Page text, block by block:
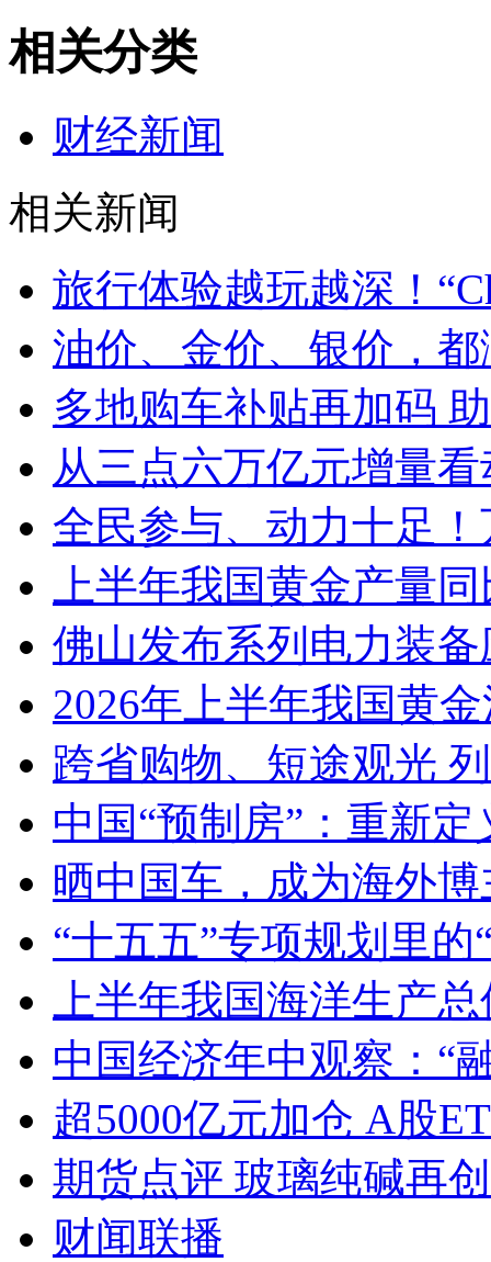
相关分类
财经新闻
相关新闻
旅行体验越玩越深！
油价、金价、银价，都
多地购车补贴再加码
从三点六万亿元增量
全民参与、动力十足
上半年我国黄金产量
佛山发布系列电力装
2026年上半年我国黄
跨省购物、短途观光
中国“预制房”：重新
晒中国车，成为海外博
“十五五”专项规划里的
上半年我国海洋生产
中国经济年中观察：“
超5000亿元加仓 A股
期货点评 玻璃纯碱再
财闻联播